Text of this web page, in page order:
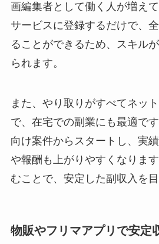
画編集者として働く人が増え
サービスに登録するだけで、
ることができるため、スキル
られます。
また、やり取りがすべてネッ
で、在宅での副業にも最適で
向け案件からスタートし、実
や報酬も上がりやすくなりま
むことで、安定した副収入を
物販やフリマアプリで安定